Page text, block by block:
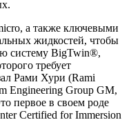
а также ключевыми
жидкостей, чтобы
систему BigTwin®,
требует
Рами Хури (Rami
Engineering Group GM,
первое в своем роде
Certified for Immersion